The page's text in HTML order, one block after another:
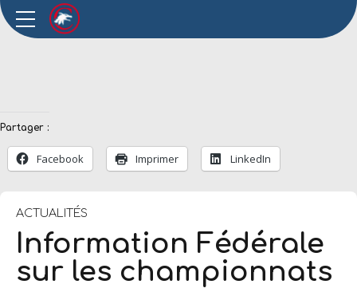
Partager :
Facebook Imprimer LinkedIn
ACTUALITÉS
Information Fédérale
sur les championnats